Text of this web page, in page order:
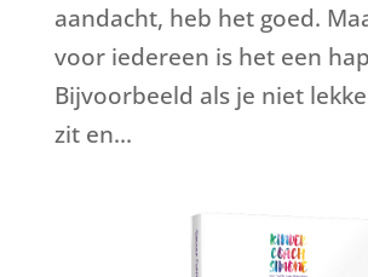
aandacht, heb het goed.
voor iedereen is het een
Bijvoorbeeld als je niet
zit en...